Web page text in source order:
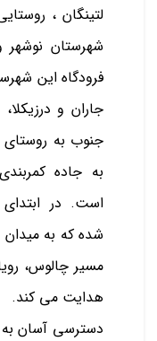
فرودگاه این
جاران و
جنوب به
به جاده
است. در ابتدای
شده که به میدان
مسیر چالوس،
هدایت می ‌کند.
دسترسی آسان